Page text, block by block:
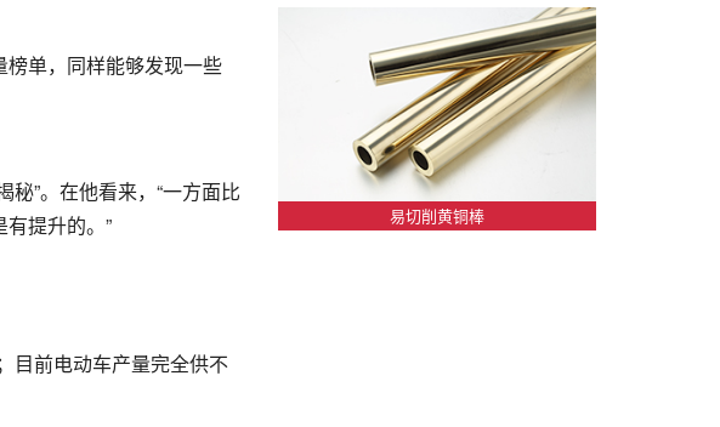
单，同样能够发现一些
”。在他看来，“一方面比
提升的。”
目前电动车产量完全供不
易切削黄铜棒